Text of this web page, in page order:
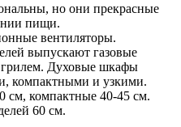
но они прекрасные
пищи.
вентиляторы.
выпускают газовые
грилем. Духовые шкафы
компактными и узкими.
см, компактные 40-45 см.
60 см.